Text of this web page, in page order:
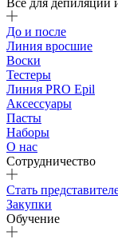
До и после
Линия вросшие
Воски
Тестеры
Линия PRO Epil
Аксессуары
Пасты
Наборы
О нас
Сотрудничество
Стать
Закупки
Обучение